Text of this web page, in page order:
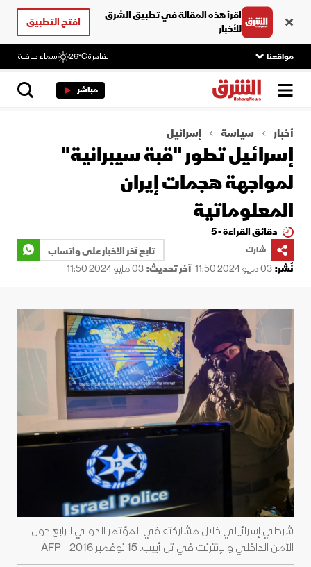
اقرأ هذه المقالة في تطبيق الشرق
للأخبار
افتح التطبيق
مواقعنا القاهرة26°C سماء صافية
مباشر
أخبار سياسة إسرائيل
إسرائيل تطور "قبة سيبرانية"
لمواجهة هجمات إيران
المعلوماتية
دقائق القراءة - 5
شارك
تابع آخر الأخبار على واتساب
نُشر:03 مايو 2024 11:50 آخر تحديث:03 مايو 2024 11:50
شرطي إسرائيلي خلال مشاركته في المؤتمر الدولي الرابع حول
الأمن الداخلي والإنترنت في تل أبيب. 15 نوفمبر 2016 - AFP